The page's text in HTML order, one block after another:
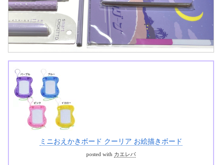
ミニおえかきボード クーリア お絵描きボード
posted with カエレバ